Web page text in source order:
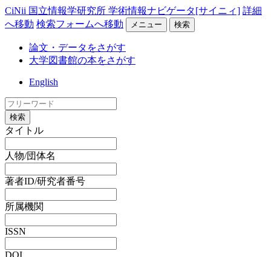
CiNii 国立情報学研究所 学術情報ナビゲータ[サイニィ] 詳細
へ移動 検索フォームへ移動 メニュー 検索
論文・データをさがす
大学図書館の本をさがす
English
検索
タイトル
人物/団体名
著者ID/研究者番号
所属機関
ISSN
DOI